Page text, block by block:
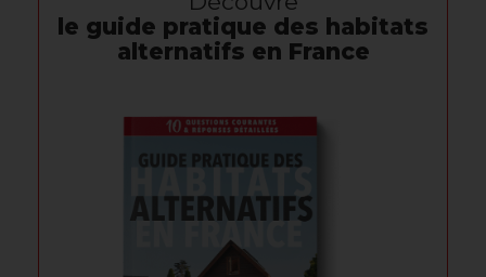
le guide pratique des habitats
alternatifs en France